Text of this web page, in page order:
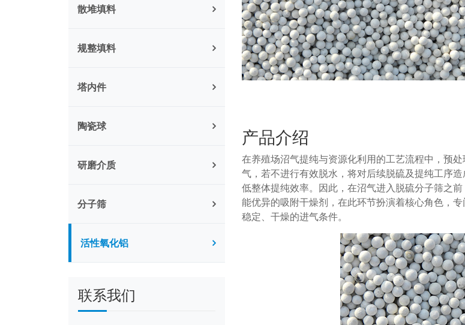
散堆填料
规整填料
塔内件
陶瓷球
研磨介质
分子筛
活性氧化铝
联系我们
产品介绍
在养殖场沼气提纯与资源化利用的工艺流程中，预
气，若不进行有效脱水，将对后续脱硫及提纯工序
低整体提纯效率。因此，在沼气进入脱硫分子筛之
能优异的吸附干燥剂，在此环节扮演着核心角色，
稳定、干燥的进气条件。